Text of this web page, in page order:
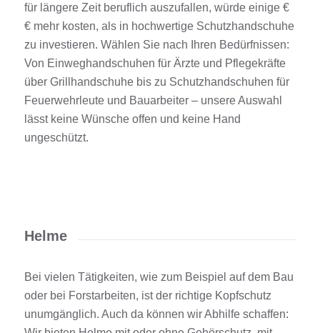
für längere Zeit beruflich auszufallen, würde einige €
€ mehr kosten, als in hochwertige Schutzhandschuhe
zu investieren. Wählen Sie nach Ihren Bedürfnissen:
Von Einweghandschuhen für Ärzte und Pflegekräfte
über Grillhandschuhe bis zu Schutzhandschuhen für
Feuerwehrleute und Bauarbeiter – unsere Auswahl
lässt keine Wünsche offen und keine Hand
ungeschützt.
Helme
Bei vielen Tätigkeiten, wie zum Beispiel auf dem Bau
oder bei Forstarbeiten, ist der richtige Kopfschutz
unumgänglich. Auch da können wir Abhilfe schaffen: